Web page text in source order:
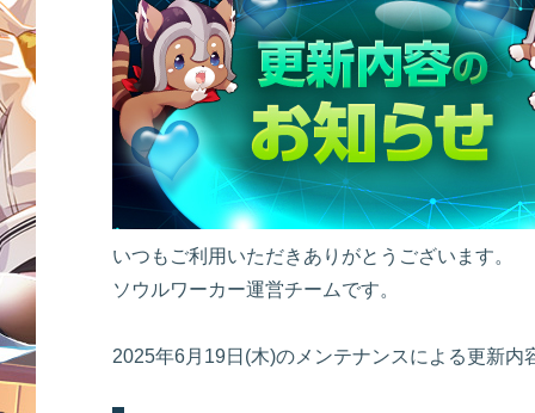
いつもご利用いただきありがとうございます。
ソウルワーカー運営チームです。
2025年6月19日(木)のメンテナンスによる更新内